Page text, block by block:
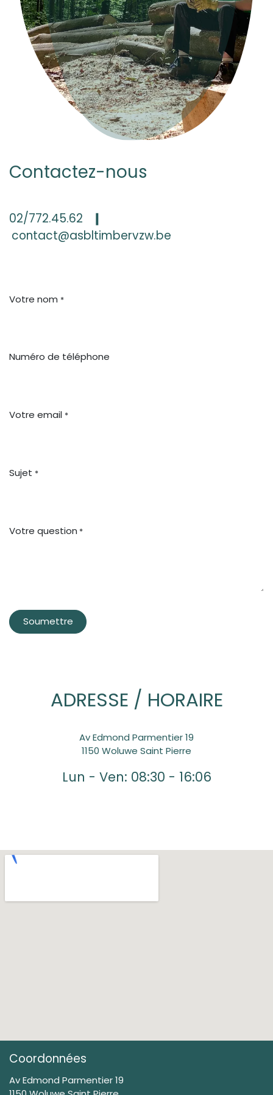
Contactez-nous
02/772.45.62
❙
contact@asbltimbervzw.be
Votre nom *
Numéro de téléphone
Votre email *
Sujet *
Votre question *
Soumettre
ADRESSE / HORAIRE
​Av Edmond Parmentier 19
1150 Woluwe Saint Pierre
Lun - Ven: 08:30 - 16:06
Coordonnées
Av Edmond Parmentier 19